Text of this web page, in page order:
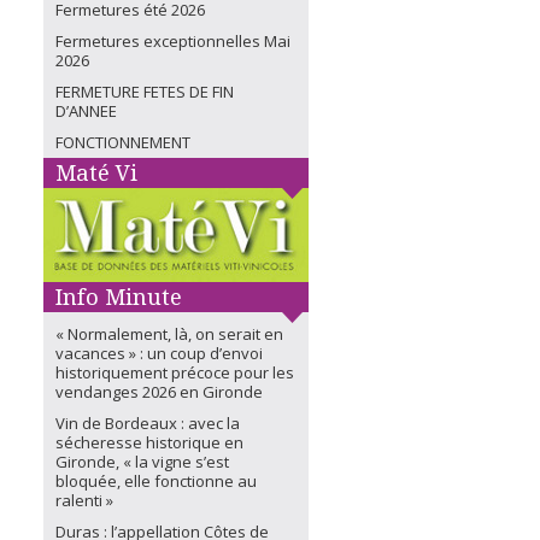
Fermetures été 2026
Fermetures exceptionnelles Mai
2026
FERMETURE FETES DE FIN
D’ANNEE
FONCTIONNEMENT
Maté Vi
Info Minute
« Normalement, là, on serait en
vacances » : un coup d’envoi
historiquement précoce pour les
vendanges 2026 en Gironde
Vin de Bordeaux : avec la
sécheresse historique en
Gironde, « la vigne s’est
bloquée, elle fonctionne au
ralenti »
Duras : l’appellation Côtes de